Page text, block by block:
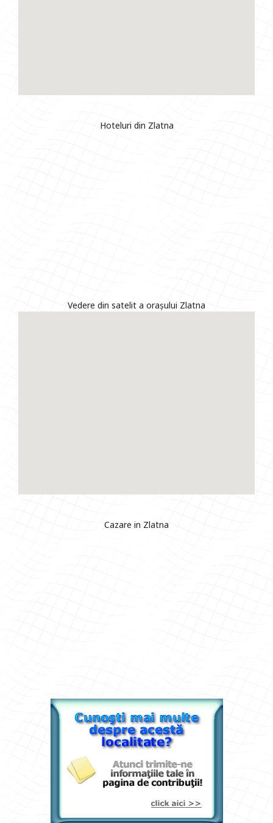
Hoteluri din Zlatna
Vedere din satelit a orașului Zlatna
Cazare in Zlatna